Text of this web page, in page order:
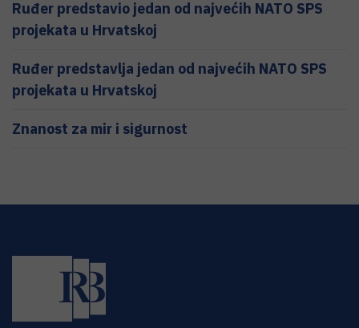
Ruđer predstavio jedan od najvećih NATO SPS
projekata u Hrvatskoj
Ruđer predstavlja jedan od najvećih NATO SPS
projekata u Hrvatskoj
Znanost za mir i sigurnost